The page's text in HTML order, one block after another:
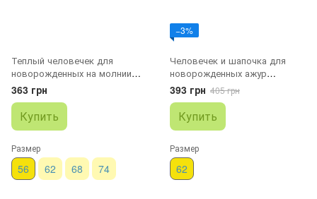
Теплый человечек для
новорожденных на молнии
MILK
363 грн
Купить
Размер
56 62 68 74
−3%
Человечек и шапочка для
новорожденных ажур
розовый
393 грн 405 грн
Купить
Размер
62